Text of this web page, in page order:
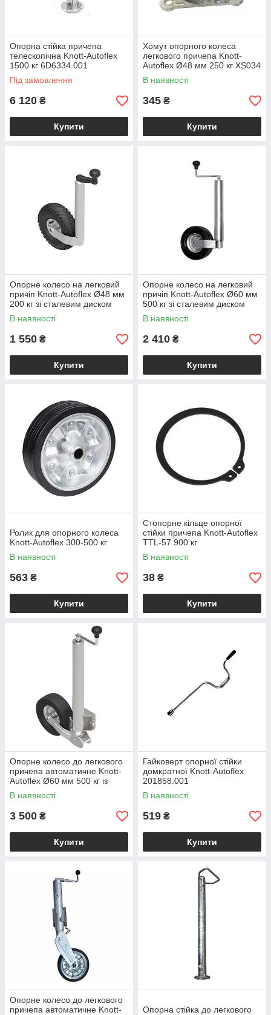
Опорна стійка причепа
телескопічна Knott-Autoflex
1500 кг 6D6334.001
Під замовлення
6 120 ₴
Купити
Хомут опорного колеса
легкового причепа Knott-
Autoflex Ø48 мм 250 кг XS034
В наявності
345 ₴
Купити
Опорне колесо на легковий
причіп Knott-Autoflex Ø48 мм
200 кг зі сталевим диском
(пневмошина) XS438
В наявності
1 550 ₴
Купити
Опорне колесо на легковий
причіп Knott-Autoflex Ø60 мм
500 кг зі сталевим диском
XS888
В наявності
2 410 ₴
Купити
Ролик для опорного колеса
Knott-Autoflex 300-500 кг
В наявності
563 ₴
Купити
Стопорне кільце опорної
стійки причепа Knott-Autoflex
TTL-57 900 кг
В наявності
38 ₴
Купити
Опорне колесо до легкового
причепа автоматичне Knott-
Autoflex Ø60 мм 500 кг із
сталевим диском XS017
В наявності
3 500 ₴
Купити
Гайковерт опорної стійки
домкратної Knott-Autoflex
201858.001
В наявності
519 ₴
Купити
Опорне колесо до легкового
причепа автоматичне Knott-
Опорна стійка до легкового